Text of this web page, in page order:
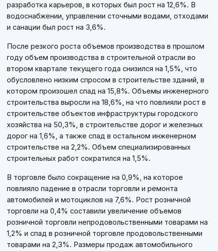
разработка карьеров, в которых был рост на 12,6%. В
водоснабжении, управлении сточными водами, отходами
и санации был рост на 3,6%.
После резкого роста объемов производства в прошлом
году объем производства в строительной отрасли во
втором квартале текущего года снизился на 1,5%, что
обусловлено низким спросом в строительстве зданий, в
котором произошел спад на 15,8%. Объемы инженерного
строительства выросли на 18,6%, на что повлияли рост в
строительстве объектов инфраструктуры городского
хозяйства на 50,3%, в строительстве дорог и железных
дорог на 1,6%, а также спад в остальном инженерном
строительстве на 2,2%. Объем специализированных
строительных работ сократился на 1,5%.
В торговле было сокращение на 0,9%, на которое
повлияло падение в отрасли торговли и ремонта
автомобилей и мотоциклов на 7,6%. Рост розничной
торговли на 0,4% составили увеличение объемов
розничной торговли непродовольственными товарами на
1,2% и спад в розничной торговле продовольственными
товарами на 2,3%. Размеры продаж автомобильного